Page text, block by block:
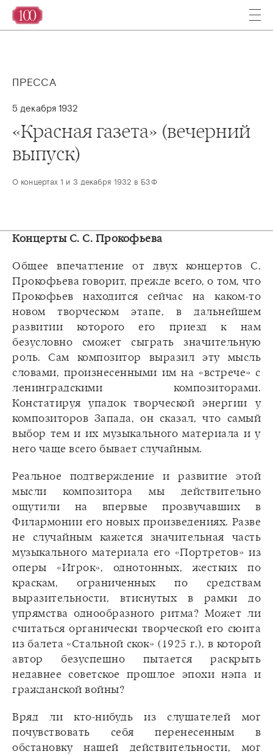
ПРЕССА
5 декабря 1932
«Красная газета» (вечерний
выпуск)
О концертах 1 и 3 декабря 1932 в БЗФ
Концерты С. С. Прокофьева
Общее впечатление от двух концертов С.
Прокофьева говорит, прежде всего, о том, что
Прокофьев находится сейчас на каком-то
новом творческом этапе, в дальнейшем
развитии которого его приезд к нам
безусловно сможет сыграть значительную
роль. Сам композитор выразил эту мысль
словами, произнесенными им на «встрече» с
ленинградскими композиторами.
Констатируя упадок творческой энергии у
композиторов Запада, он сказал, что самый
выбор тем и их музыкального материала и у
него чаще всего бывает случайным.
Реальное подтверждение и развитие этой
мысли композитора мы действительно
ощутили на впервые прозвучавших в
Филармонии его новых произведениях. Разве
не случайным кажется значительная часть
музыкального материала его «Портретов» из
оперы «Игрок», однотонных, жестких по
краскам, ограниченных по средствам
выразительности, втиснутых в рамки до
упрямства однообразного ритма? Может ли
считаться органически творческой его сюита
из балета «Стальной скок» (1925 г.), в которой
автор безуспешно пытается раскрыть
недавнее советское прошлое эпохи нэпа и
гражданской войны?
Вряд ли кто-нибудь из слушателей мог
почувствовать себя перенесенным в
обстановку нашей действительности, мог